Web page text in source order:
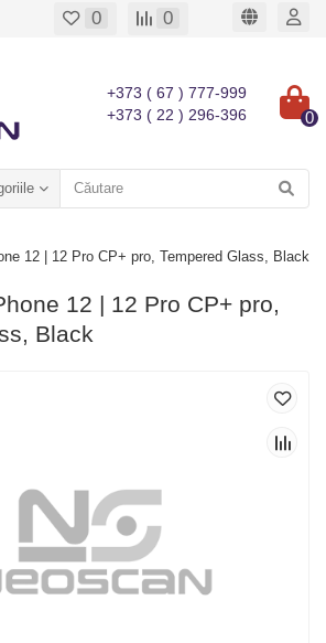
0 0
+373 ( 67 ) 777-999
+373 ( 22 ) 296-396
0
12 | 12 Pro CP+ pro, Tempered Glass, Black
12 | 12 Pro CP+ pro,
Black